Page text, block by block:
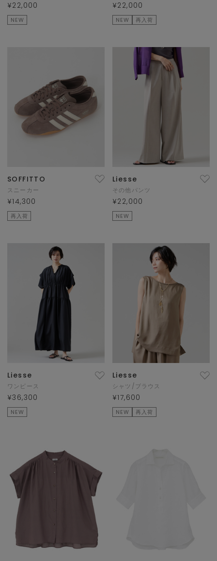
¥22,000
NEW
¥22,000
NEW 再入荷
SOFFITTO
スニーカー
¥14,300
再入荷
Liesse
その他パンツ
¥22,000
NEW
Liesse
ワンピース
¥36,300
NEW
Liesse
シャツ/ブラウス
¥17,600
NEW 再入荷